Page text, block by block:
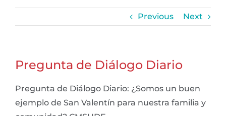
Previous Next
Pregunta de Diálogo Diario
Pregunta de Diálogo Diario: ¿Somos un buen
ejemplo de San Valentín para nuestra familia y